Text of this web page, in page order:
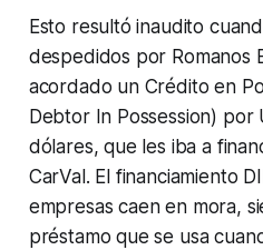
Esto resultó inaudito
despedidos por Romanos
acordado un Crédito en
Debtor In Possession) por
dólares, que les iba a
CarVal. El financiamiento
empresas caen en mora,
préstamo que se usa